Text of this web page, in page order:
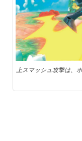
上スマッシュ攻撃は、